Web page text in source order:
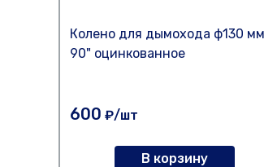
Колено для дымохода ф130 мм
90" оцинкованное
600 ₽/шт
В корзину